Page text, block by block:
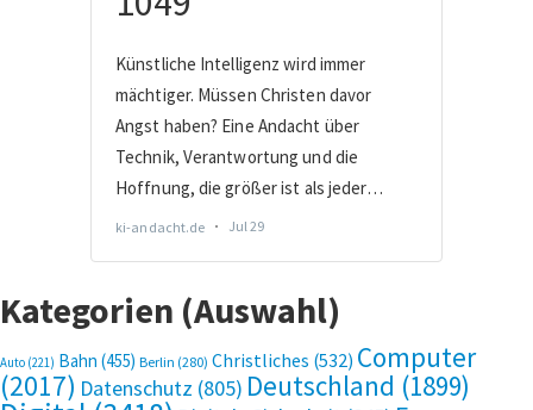
Kategorien (Auswahl)
Auto (221) Bahn (455) Berlin (280) Christliches (532) Computer
(2017) Datenschutz (805) Deutschland (1899)